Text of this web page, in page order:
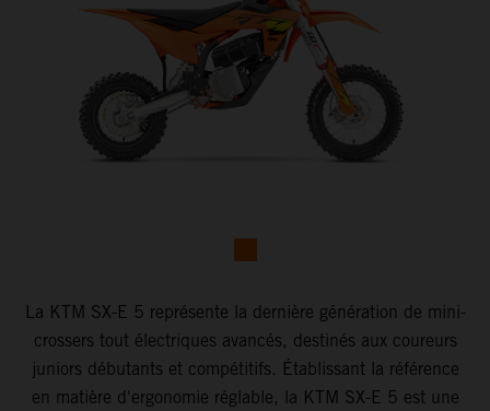
La KTM SX-E 5 représente la dernière génération de mini-
crossers tout électriques avancés, destinés aux coureurs
juniors débutants et compétitifs. Établissant la référence
en matière d'ergonomie réglable, la KTM SX-E 5 est une